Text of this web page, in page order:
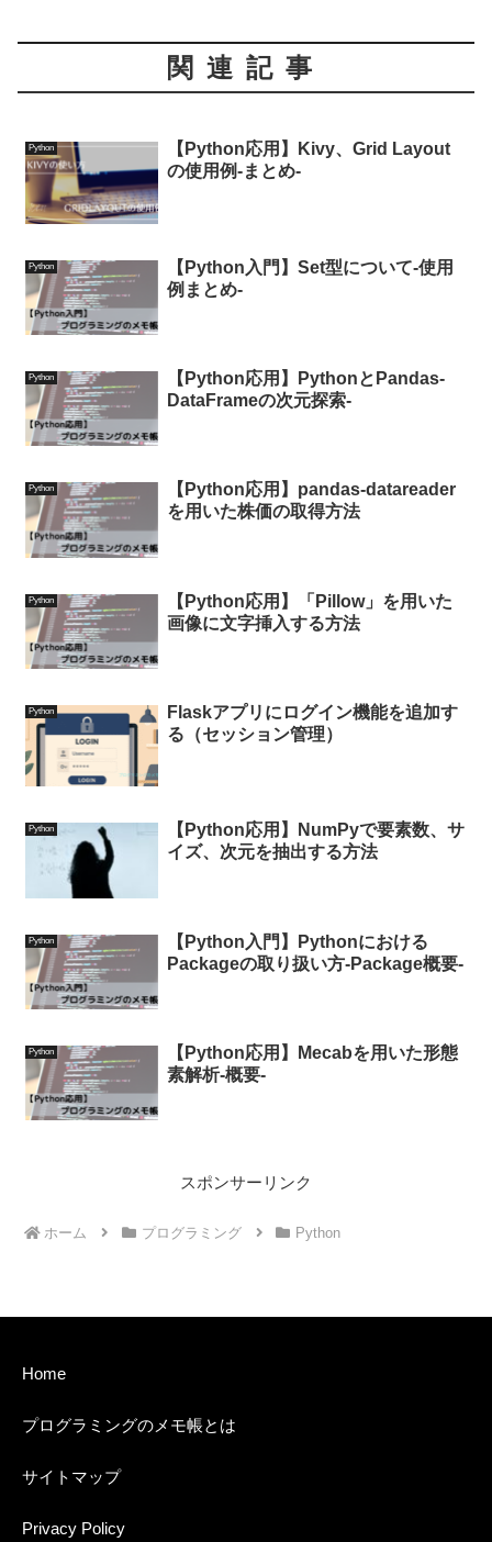
関連記事
Python
【Python応用】Kivy、Grid Layout
の使用例-まとめ-
Python
【Python入門】Set型について-使用
例まとめ-
Python
【Python応用】PythonとPandas-
DataFrameの次元探索-
Python
【Python応用】pandas-datareader
を用いた株価の取得方法
Python
【Python応用】「Pillow」を用いた
画像に文字挿入する方法
Python
Flaskアプリにログイン機能を追加す
る（セッション管理）
Python
【Python応用】NumPyで要素数、サ
イズ、次元を抽出する方法
Python
【Python入門】Pythonにおける
Packageの取り扱い方-Package概要-
Python
【Python応用】Mecabを用いた形態
素解析-概要-
スポンサーリンク
ホーム プログラミング Python
Home
プログラミングのメモ帳とは
サイトマップ
Privacy Policy